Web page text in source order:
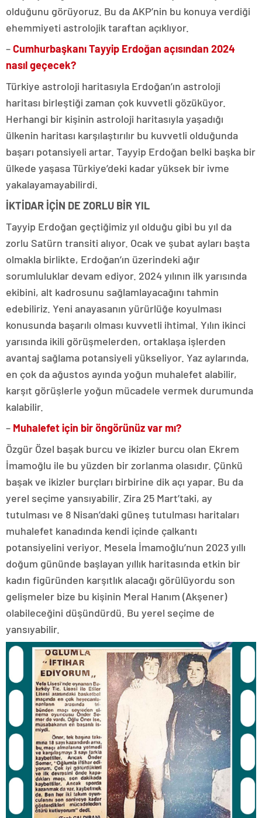
olduğunu görüyoruz. Bu da AKP’nin bu konuya verdiği
ehemmiyeti astrolojik taraftan açıklıyor.
–Cumhurbaşkanı Tayyip Erdoğan açısından 2024
nasıl geçecek?
Türkiye astroloji haritasıyla Erdoğan’ın astroloji
haritası birleştiği zaman çok kuvvetli gözüküyor.
Herhangi bir kişinin astroloji haritasıyla yaşadığı
ülkenin haritası karşılaştırılır bu kuvvetli olduğunda
başarı potansiyeli artar. Tayyip Erdoğan belki başka bir
ülkede yaşasa Türkiye’deki kadar yüksek bir ivme
yakalayamayabilirdi.
İKTİDAR İÇİN DE ZORLU BİR YIL
Tayyip Erdoğan geçtiğimiz yıl olduğu gibi bu yıl da
zorlu Satürn transiti alıyor. Ocak ve şubat ayları başta
olmakla birlikte, Erdoğan’ın üzerindeki ağır
sorumluluklar devam ediyor. 2024 yılının ilk yarısında
ekibini, alt kadrosunu sağlamlayacağını tahmin
edebiliriz. Yeni anayasanın yürürlüğe koyulması
konusunda başarılı olması kuvvetli ihtimal. Yılın ikinci
yarısında ikili görüşmelerden, ortaklaşa işlerden
avantaj sağlama potansiyeli yükseliyor. Yaz aylarında,
en çok da ağustos ayında yoğun muhalefet alabilir,
karşıt görüşlerle yoğun mücadele vermek durumunda
kalabilir.
– Muhalefet için bir öngörünüz var mı?
Özgür Özel başak burcu ve ikizler burcu olan Ekrem
İmamoğlu ile bu yüzden bir zorlanma olasıdır. Çünkü
başak ve ikizler burçları birbirine dik açı yapar. Bu da
yerel seçime yansıyabilir. Zira 25 Mart’taki, ay
tutulması ve 8 Nisan’daki güneş tutulması haritaları
muhalefet kanadında kendi içinde çalkantı
potansiyelini veriyor. Mesela İmamoğlu’nun 2023 yıllı
doğum gününde başlayan yıllık haritasında etkin bir
kadın figüründen karşıtlık alacağı görülüyordu son
gelişmeler bize bu kişinin Meral Hanım (Akşener)
olabileceğini düşündürdü. Bu yerel seçime de
yansıyabilir.